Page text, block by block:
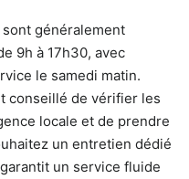
sont généralement
9h à 17h30, avec
le samedi matin.
conseillé de vérifier les
locale et de prendre
un entretien dédié
un service fluide